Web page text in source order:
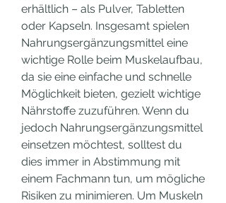
erhältlich – als Pulver, Tabletten
oder Kapseln. Insgesamt spielen
Nahrungsergänzungsmittel eine
wichtige Rolle beim Muskelaufbau,
da sie eine einfache und schnelle
Möglichkeit bieten, gezielt wichtige
Nährstoffe zuzuführen. Wenn du
jedoch Nahrungsergänzungsmittel
einsetzen möchtest, solltest du
dies immer in Abstimmung mit
einem Fachmann tun, um mögliche
Risiken zu minimieren. Um Muskeln